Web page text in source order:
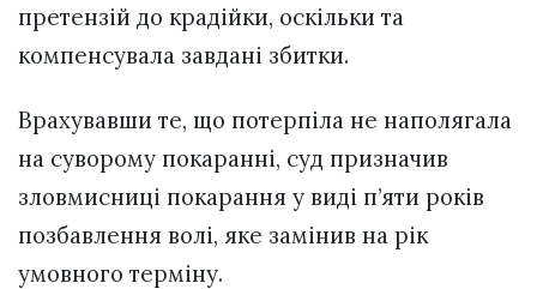
претензій до крадійки, оскільки та
компенсувала завдані збитки.
Врахувавши те, що потерпіла не наполягала
на суворому покаранні, суд призначив
зловмисниці покарання у виді п’яти років
позбавлення волі, яке замінив на рік
умовного терміну.